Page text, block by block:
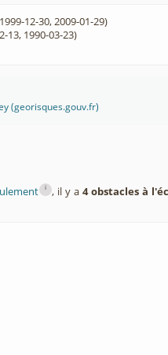
12-30, 2009-01-29)
13, 1990-03-23)
(georisques.gouv.fr)
i , il y a4 obstacles à